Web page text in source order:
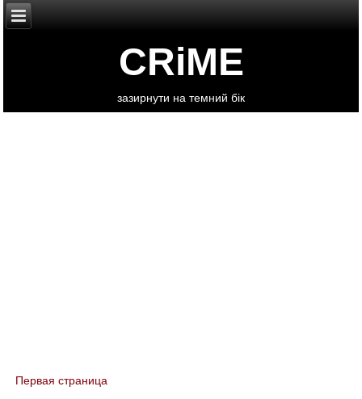
CRiME
зазирнути на темний бік
You are here
Первая страница